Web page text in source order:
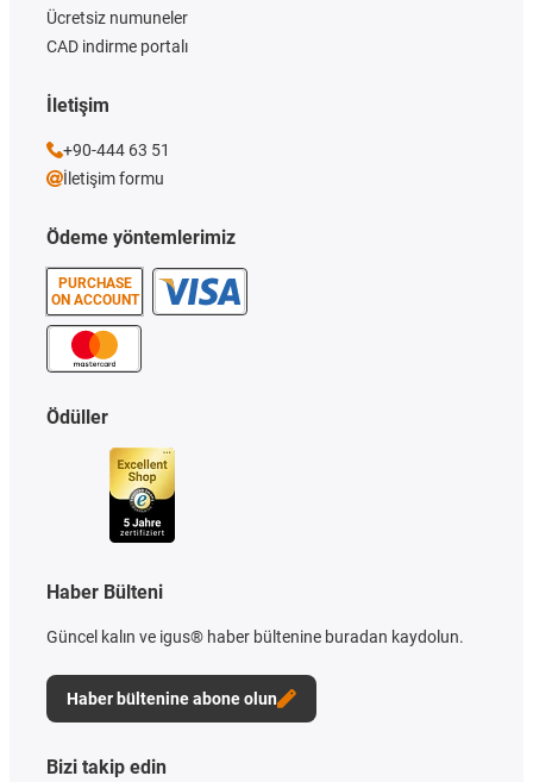
Ödeme yöntemlerimiz
PURCHASE
ON ACCOUNT
Ücretsiz numuneler
CAD indirme portalı
Ödüller
Haber Bülteni
Güncel kalın ve igus® haber bültenine buradan kaydolun.
Haber bültenine abone olun
İletişim
+90-444 63 51
İletişim formu
Bizi takip edin